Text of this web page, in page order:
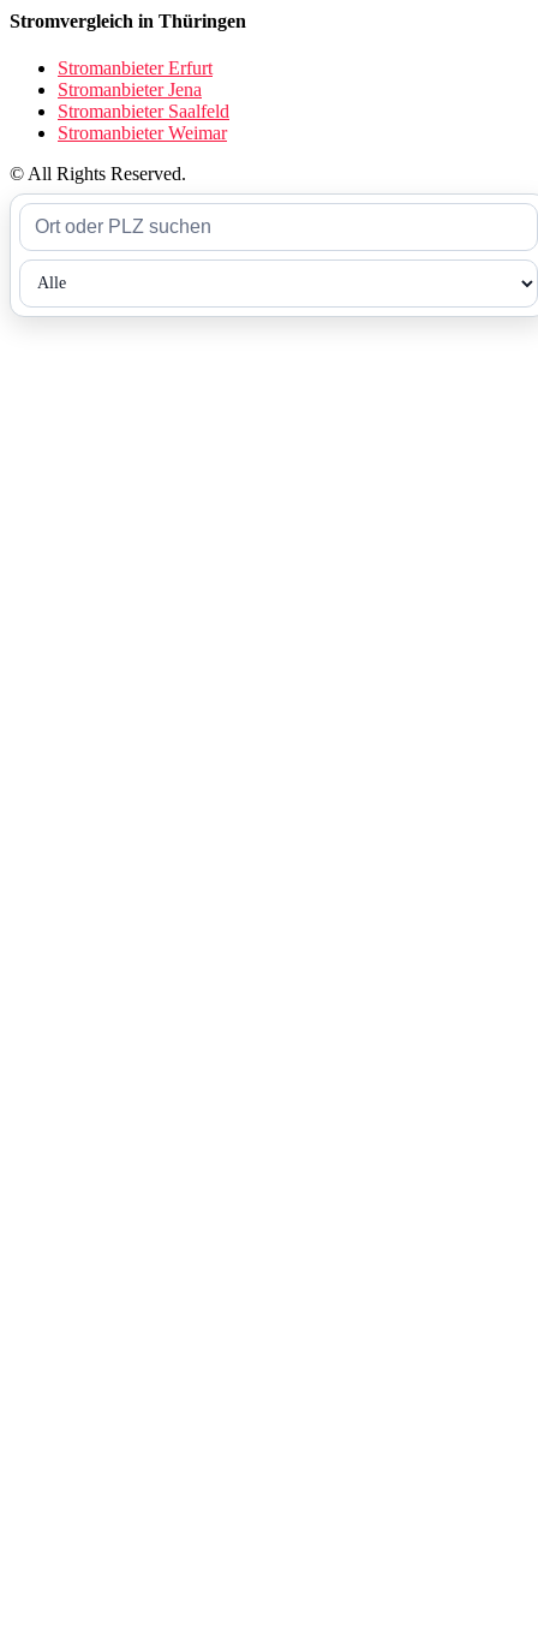
Stromvergleich in Thüringen
Stromanbieter Erfurt
Stromanbieter Jena
Stromanbieter Saalfeld
Stromanbieter Weimar
© All Rights Reserved.